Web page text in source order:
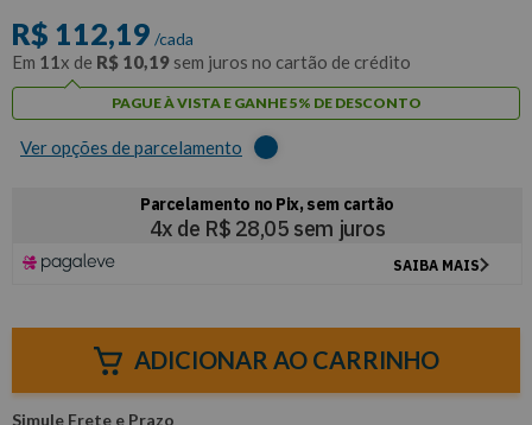
R$ 112,19 /cada
Em 11x de R$ 10,19 sem juros no cartão de crédito
PAGUE À VISTA E GANHE 5% DE DESCONTO
Ver opções de parcelamento
ADICIONAR AO CARRINHO